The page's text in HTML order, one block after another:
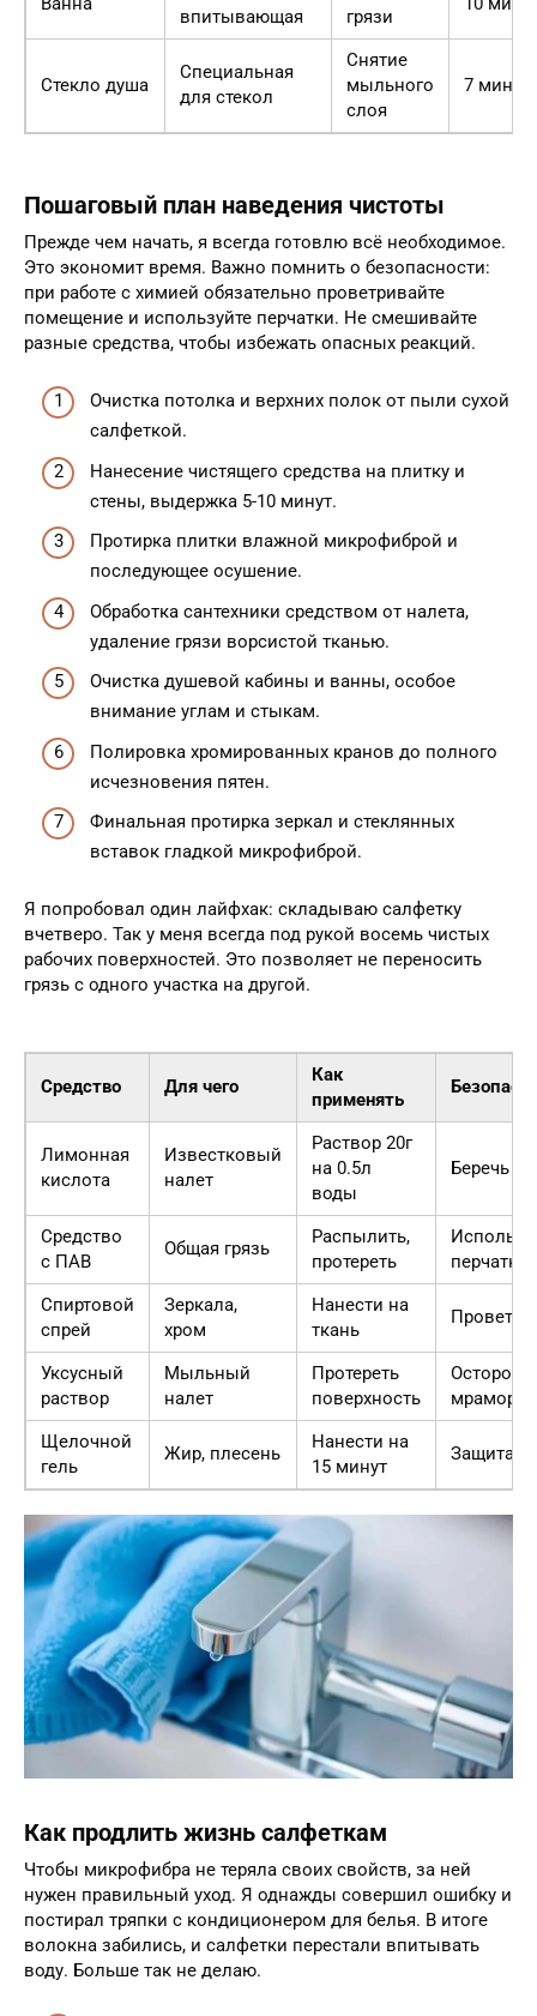
впитывающая
грязи
Стекло душа
Специальная
для стекол
Снятие
мыльного
слоя
7 минут
Пошаговый план наведения чистоты
Прежде чем начать, я всегда готовлю всё необходимое.
Это экономит время. Важно помнить о безопасности:
при работе с химией обязательно проветривайте
помещение и используйте перчатки. Не смешивайте
разные средства, чтобы избежать опасных реакций.
Очистка потолка и верхних полок от пыли сухой
салфеткой.
Нанесение чистящего средства на плитку и
стены, выдержка 5-10 минут.
Протирка плитки влажной микрофиброй и
последующее осушение.
Обработка сантехники средством от налета,
удаление грязи ворсистой тканью.
Очистка душевой кабины и ванны, особое
внимание углам и стыкам.
Полировка хромированных кранов до полного
исчезновения пятен.
Финальная протирка зеркал и стеклянных
вставок гладкой микрофиброй.
Я попробовал один лайфхак: складываю салфетку
вчетверо. Так у меня всегда под рукой восемь чистых
рабочих поверхностей. Это позволяет не переносить
грязь с одного участка на другой.
Средство Для чего
Как
применять
Лимонная
кислота
Известковый
налет
Раствор 20г
на 0.5л
воды
Беречь
Средство
с ПАВ
Общая грязь
Распылить,
протереть
перчатки
Спиртовой
спрей
Зеркала,
хром
Нанести на
ткань
Уксусный
раствор
Мыльный
налет
Протереть
поверхность
Щелочной
гель
Жир, плесень
Нанести на
15 минут
Защита
Как продлить жизнь салфеткам
Чтобы микрофибра не теряла своих свойств, за ней
нужен правильный уход. Я однажды совершил ошибку и
постирал тряпки с кондиционером для белья. В итоге
волокна забились, и салфетки перестали впитывать
воду. Больше так не делаю.